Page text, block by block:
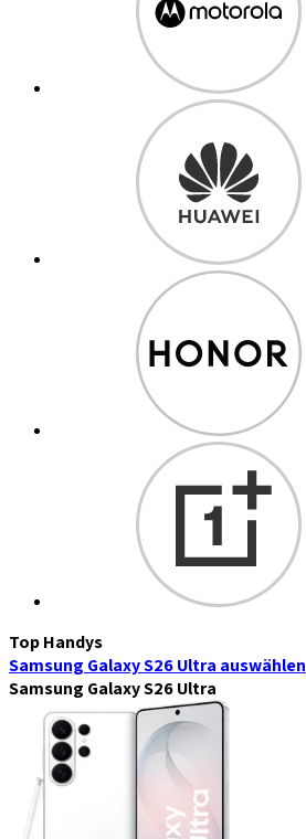
Top Handys
Samsung Galaxy S26 Ultra auswählen
Samsung Galaxy S26 Ultra